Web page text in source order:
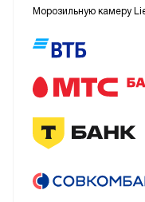
Морозильную камеру